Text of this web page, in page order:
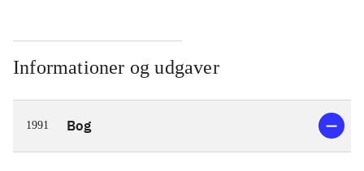
Informationer og udgaver
1991 Bog